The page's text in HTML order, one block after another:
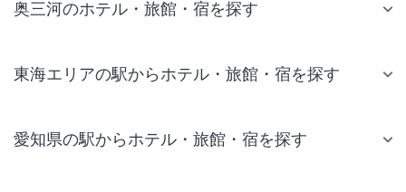
奥三河のホテル・旅館・宿を探す
東海エリアの駅からホテル・旅館・宿を探す
愛知県の駅からホテル・旅館・宿を探す